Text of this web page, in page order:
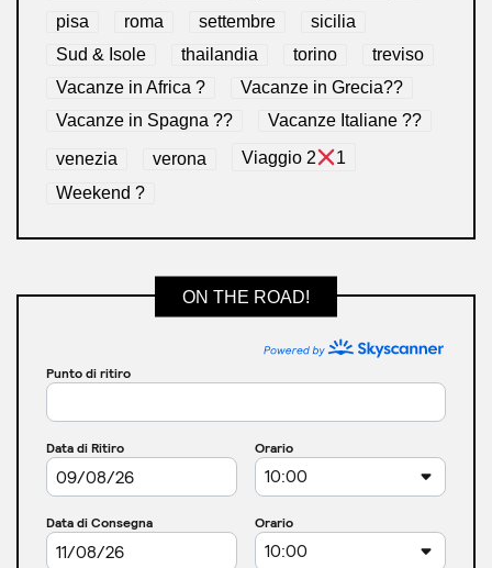
pisa
roma settembre
sicilia
Sud & Isole
thailandia torino
treviso
Vacanze in Africa ?
Vacanze in Grecia??
Vacanze in Spagna ??
Vacanze Italiane ??
venezia verona Viaggio 2
1
Weekend ?
ON THE ROAD!